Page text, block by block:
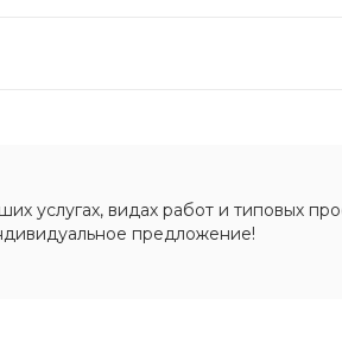
услугах, видах работ и типовых
предложение!